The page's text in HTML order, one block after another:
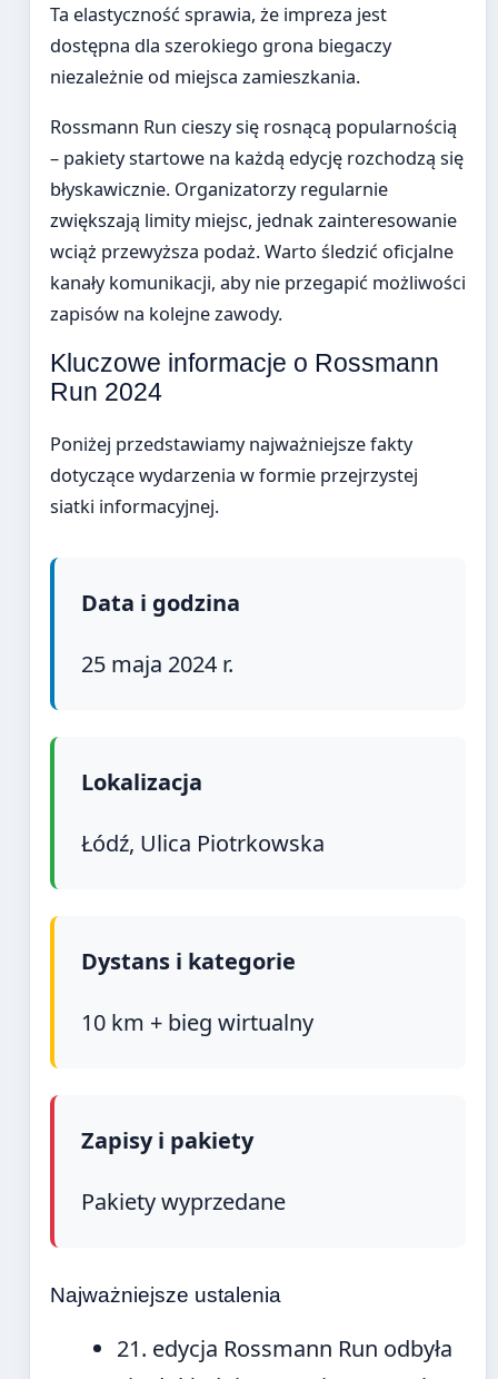
Ta elastyczność sprawia, że impreza jest
dostępna dla szerokiego grona biegaczy
niezależnie od miejsca zamieszkania.
Rossmann Run cieszy się rosnącą popularnością
– pakiety startowe na każdą edycję rozchodzą się
błyskawicznie. Organizatorzy regularnie
zwiększają limity miejsc, jednak zainteresowanie
wciąż przewyższa podaż. Warto śledzić oficjalne
kanały komunikacji, aby nie przegapić możliwości
zapisów na kolejne zawody.
Kluczowe informacje o Rossmann
Run 2024
Poniżej przedstawiamy najważniejsze fakty
dotyczące wydarzenia w formie przejrzystej
siatki informacyjnej.
Data i godzina
25 maja 2024 r.
Lokalizacja
Łódź, Ulica Piotrkowska
Dystans i kategorie
10 km + bieg wirtualny
Zapisy i pakiety
Pakiety wyprzedane
Najważniejsze ustalenia
21. edycja Rossmann Run odbyła